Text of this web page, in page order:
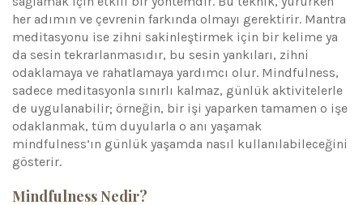
her adımın ve çevrenin farkında olmayı gerektirir. Mantra
meditasyonu ise zihni sakinleştirmek için bir kelime ya
da sesin tekrarlanmasıdır, bu sesin yankıları, zihni
odaklamaya ve rahatlamaya yardımcı olur. Mindfulness,
sadece meditasyonla sınırlı kalmaz, günlük aktivitelerle
de uygulanabilir; örneğin, bir işi yaparken tamamen o işe
odaklanmak, tüm duyularla o anı yaşamak
mindfulness’ın günlük yaşamda nasıl kullanılabileceğini
gösterir.
Mindfulness Nedir?